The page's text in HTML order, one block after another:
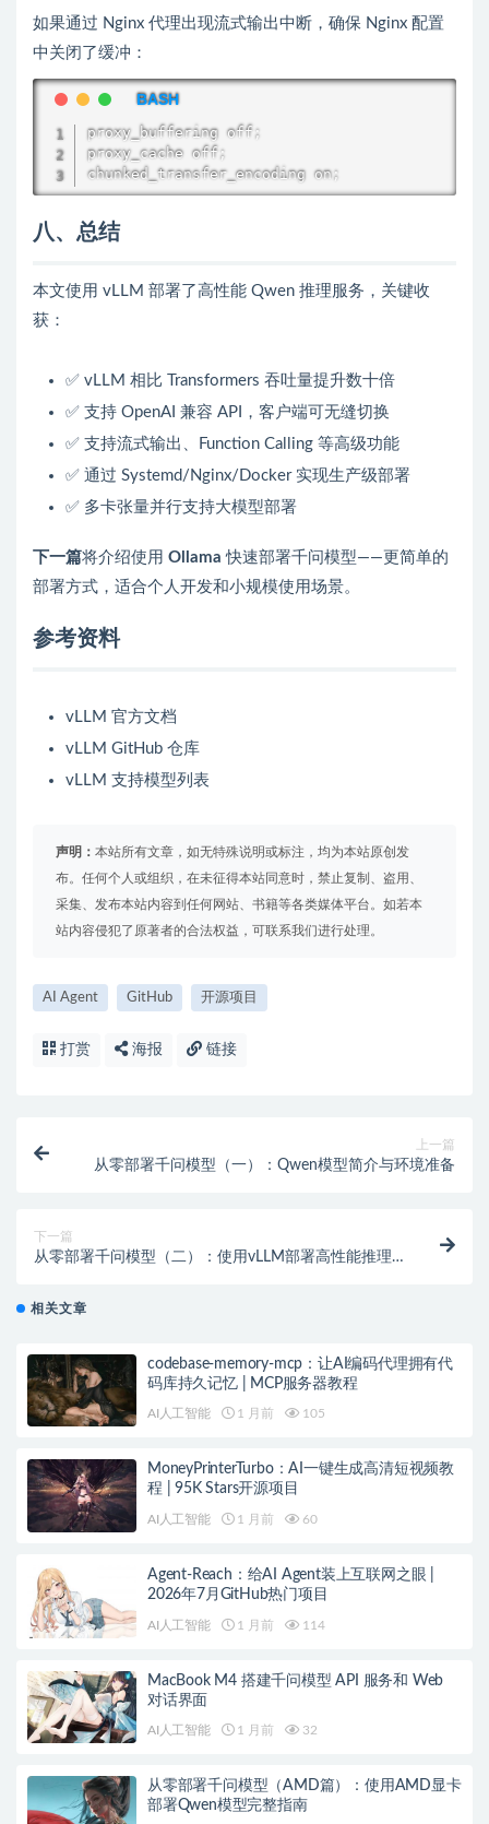
如果通过 Nginx 代理出现流式输出中断，确保 Nginx 配置
中关闭了缓冲：
proxy_buffering off ;
proxy_cache off ;
chunked_transfer_encoding on;
八、总结
本文使用 vLLM 部署了高性能 Qwen 推理服务，关键收
获：
✅ vLLM 相比 Transformers 吞吐量提升数十倍
✅ 支持 OpenAI 兼容 API，客户端可无缝切换
✅ 支持流式输出、Function Calling 等高级功能
✅ 通过 Systemd/Nginx/Docker 实现生产级部署
✅ 多卡张量并行支持大模型部署
下一篇将介绍使用 Ollama 快速部署千问模型——更简单的
部署方式，适合个人开发和小规模使用场景。
参考资料
vLLM 官方文档
vLLM GitHub 仓库
vLLM 支持模型列表
声明： 本站所有文章，如无特殊说明或标注，均为本站原创发
布。任何个人或组织，在未征得本站同意时，禁止复制、盗用、
采集、发布本站内容到任何网站、书籍等各类媒体平台。如若本
站内容侵犯了原著者的合法权益，可联系我们进行处理。
AI Agent GitHub 开源项目
打赏 海报 链接
上一篇
从零部署千问模型（一）：Qwen模型简介与环境准备
下一篇
从零部署千问模型（二）：使用vLLM部署高性能推理
相关文章
codebase-memory-mcp：让AI编码代理拥有代
码库持久记忆 | MCP服务器教程
AI人工智能 1 月前 105
MoneyPrinterTurbo：AI一键生成高清短视频教
程 | 95K Stars开源项目
AI人工智能 1 月前 60
Agent-Reach：给AI Agent装上互联网之眼 |
2026年7月GitHub热门项目
AI人工智能 1 月前 114
MacBook M4 搭建千问模型 API 服务和 Web
对话界面
AI人工智能 1 月前 32
从零部署千问模型（AMD篇）：使用AMD显卡
部署Qwen模型完整指南